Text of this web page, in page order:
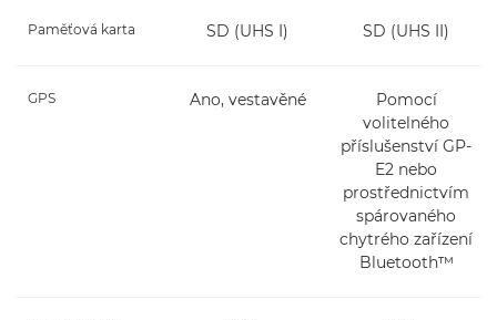
Paměťová karta SD (UHS I) SD (UHS II)
GPS Ano, vestavěné
Pomocí
volitelného
příslušenství GP-
E2 nebo
prostřednictvím
spárovaného
chytrého zařízení
Bluetooth™